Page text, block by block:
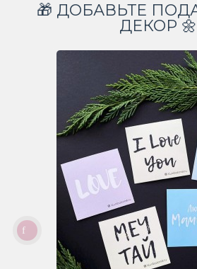
🎁 ДОБАВЬТЕ
ДЕКОР 🌼